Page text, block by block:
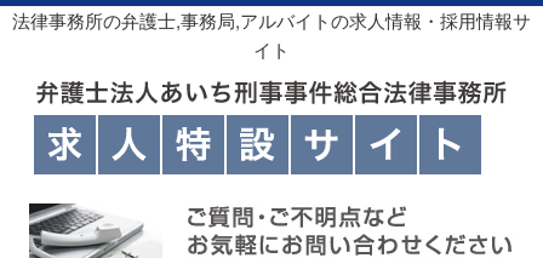
法律事務所の弁護士,事務局,アルバイトの求人情報・採用情報サ
イト